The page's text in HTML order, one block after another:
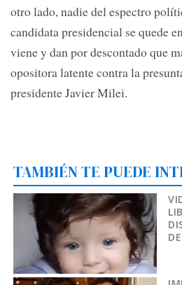
otro lado, nadie del espectro
candidata presidencial se quede
viene y dan por descontado que
opositora latente contra la
presidente Javier Milei.
TAMBIÉN TE PUEDE